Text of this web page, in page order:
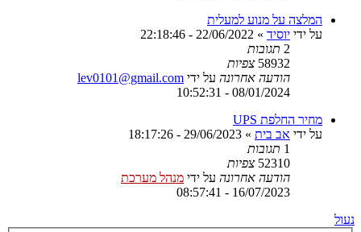
המלצה על מנוע למעלית
על ידי יוסיד »
22/06/2022 - 22:18:46
2 תגובות
58932 צפיות
הודעה אחרונה על ידי lev0101@gmail.com
08/01/2024 - 10:52:31
מחיר החלפת UPS
על ידי אב בית »
29/06/2023 - 18:17:26
1 תגובות
52310 צפיות
הודעה אחרונה על ידי מנהל מערכת
16/07/2023 - 08:57:41
נעול